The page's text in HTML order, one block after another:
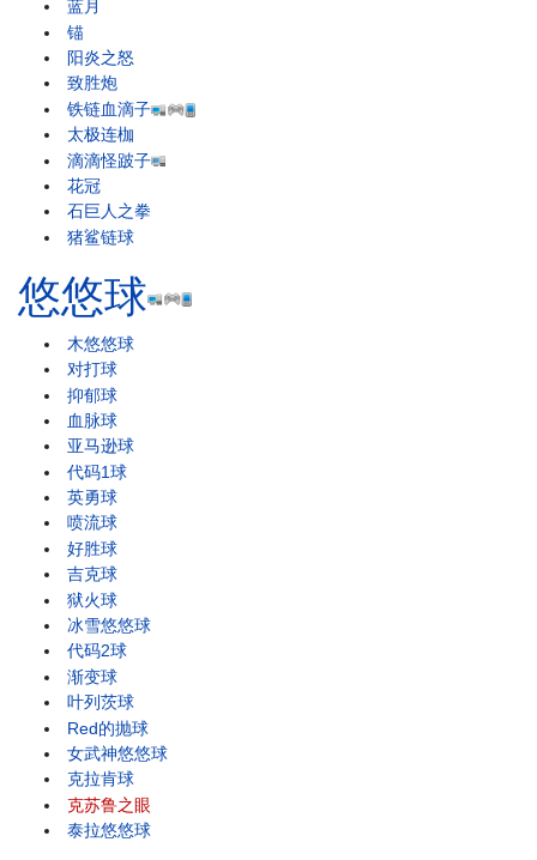
蓝月
锚
阳炎之怒
致胜炮
铁链血滴子
太极连枷
滴滴怪跛子
花冠
石巨人之拳
猪鲨链球
悠悠球
木悠悠球
对打球
抑郁球
血脉球
亚马逊球
代码1球
英勇球
喷流球
好胜球
吉克球
狱火球
冰雪悠悠球
代码2球
渐变球
叶列茨球
Red的抛球
女武神悠悠球
克拉肯球
克苏鲁之眼
泰拉悠悠球